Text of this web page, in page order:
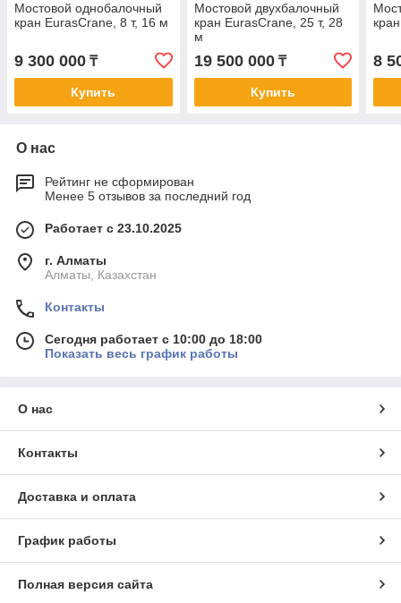
Мостовой однобалочный
кран EurasCrane, 8 т, 16 м
9 300 000 ₸
Купить
Мостовой двухбалочный
кран EurasCrane, 25 т, 28
м
19 500 000₸
Купить
8
О нас
Рейтинг не сформирован
Менее 5 отзывов за последний год
Работает с 23.10.2025
г. Алматы
Алматы, Казахстан
Контакты
Сегодня работает с 10:00 до 18:00
Показать весь график работы
О нас
Контакты
Доставка и оплата
График работы
Полная версия сайта